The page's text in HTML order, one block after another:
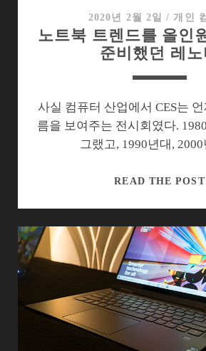
2020년 2월 2일 / 개인
노트북 트렌드를 올인
준비했던 레노
사실 컴퓨터 산업에서 CES는
름을 보여주는 전시회였다.
그랬고, 1990년대,
READ THE POST